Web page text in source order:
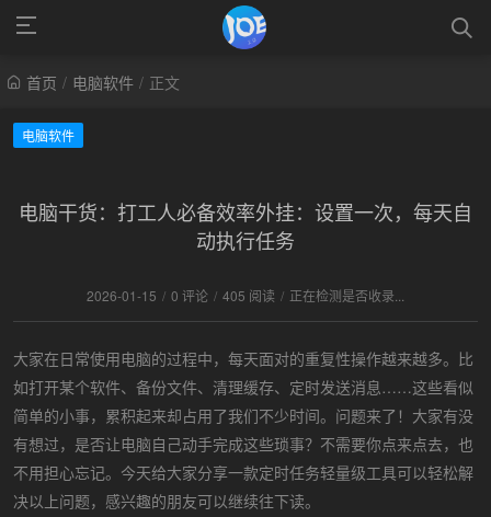
首页 / 电脑软件 / 正文
电脑软件
电脑干货：打工人必备效率外挂：设置一次，每天自
动执行任务
2026-01-15 / 0 评论 / 405 阅读 / 正在检测是否收录...
大家在日常使用电脑的过程中，每天面对的重复性操作越来越多。比
如打开某个软件、备份文件、清理缓存、定时发送消息……这些看似
简单的小事，累积起来却占用了我们不少时间。问题来了！大家有没
有想过，是否让电脑自己动手完成这些琐事？不需要你点来点去，也
不用担心忘记。今天给大家分享一款定时任务轻量级工具可以轻松解
决以上问题，感兴趣的朋友可以继续往下读。